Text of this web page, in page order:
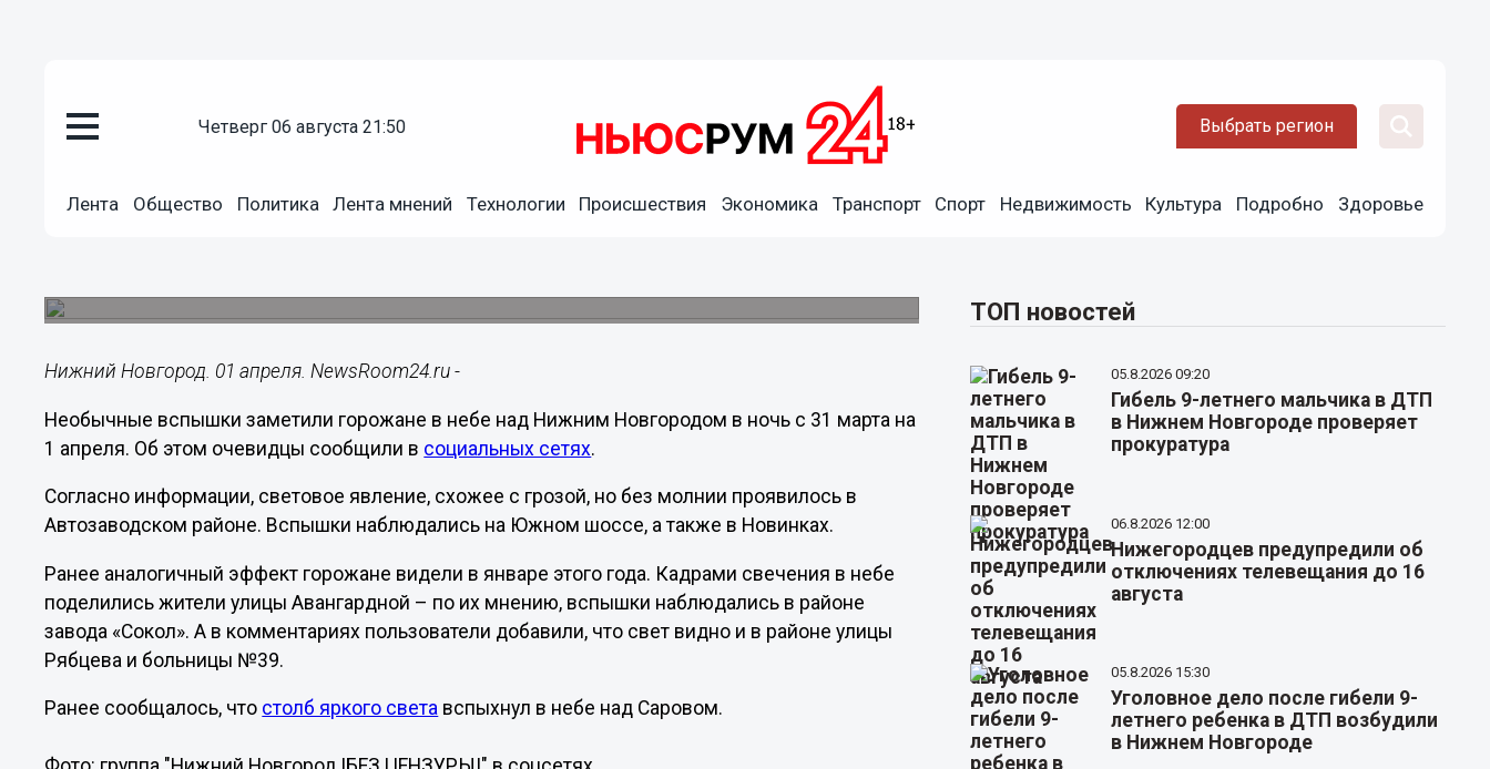
четверг 06 августа 21:50 Выбрать регион
Лента Общество Политика Лента мнений Технологии Происшествия Экономика Транспорт Спорт Недвижимость Культура Подробно Здоровье
Необычные вспышки замечены в небе над Нижним
Нижний Новгород. 01 апреля. NewsRoom24.ru -
Необычные вспышки заметили горожане в небе над Нижним Новгородом в ночь с 31 марта на
1 апреля. Об этом очевидцы сообщили в социальных сетях.
Согласно информации, световое явление, схожее с грозой, но без молнии проявилось в
Автозаводском районе. Вспышки наблюдались на Южном шоссе, а также в Новинках.
Ранее аналогичный эффект горожане видели в январе этого года. Кадрами свечения в небе
поделились жители улицы Авангардной – по их мнению, вспышки наблюдались в районе
завода «Сокол». А в комментариях пользователи добавили, что свет видно и в районе улицы
Рябцева и больницы №39.
Ранее сообщалось, что столб яркого света вспыхнул в небе над Саровом.
ТОП новостей
05.8.2026 09:20
Гибель 9-летнего мальчика в ДТП
в Нижнем Новгороде проверяет
прокуратура
06.8.2026 12:00
Нижегородцев предупредили об
отключениях телевещания до 16
августа
05.8.2026 15:30
Уголовное дело после гибели 9-
летнего ребенка в ДТП возбудили
в Нижнем Новгороде